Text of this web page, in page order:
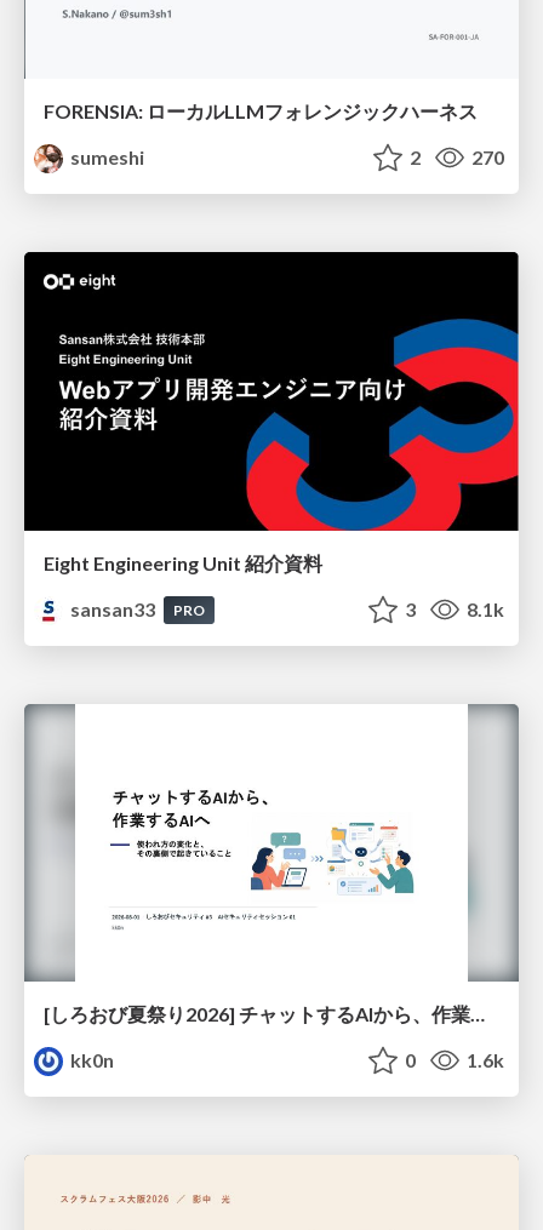
FORENSIA: ローカルLLMフォレンジックハーネス
sumeshi
2 270
Eight Engineering Unit 紹介資料
sansan33
PRO 3 8.1k
[しろおび夏祭り2026] チャットするAIから、作業するAIへ - 使われ方の変化と、その裏側で起きていること
kk0n
0 1.6k